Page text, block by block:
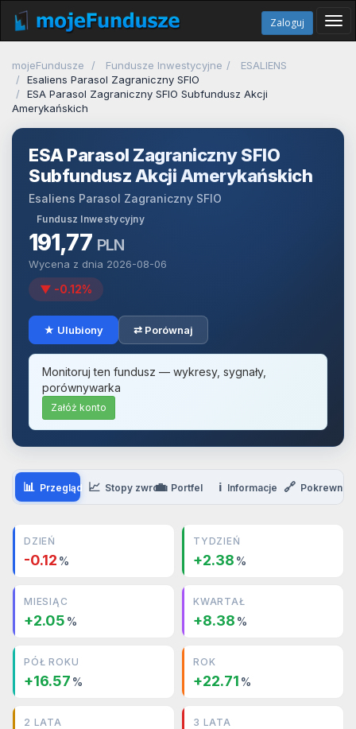
Zaloguj
mojeFundusze Fundusze Inwestycyjne
ESALIENS
Esaliens Parasol Zagraniczny SFIO
ESA Parasol Zagraniczny SFIO Subfundusz Akcji
Amerykańskich
ESA Parasol Zagraniczny SFIO
Subfundusz Akcji Amerykańskich
Esaliens Parasol Zagraniczny SFIO
Fundusz Inwestycyjny
191,77 PLN
Wycena z dnia 2026-08-06
▼ -0.12%
★ Ulubiony ⇄ Porównaj
Monitoruj ten fundusz — wykresy, sygnały,
porównywarka
Załóż konto
📊 Przegląd 📈 Stopy zwrotu
💼 Portfel ℹ️ Informacje 🔗 Pokrewne
DZIEŃ
-0.12 %
TYDZIEŃ
+2.38 %
MIESIĄC
+2.05 %
KWARTAŁ
+8.38 %
PÓŁ ROKU
+16.57 %
ROK
+22.71 %
2 LATA 3 LATA